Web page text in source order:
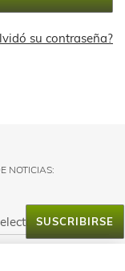
su contraseña?
NOTICIAS:
SUSCRIBIRSE